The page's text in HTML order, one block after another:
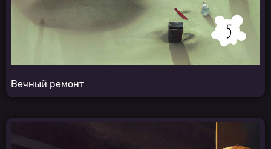
Вечный ремонт